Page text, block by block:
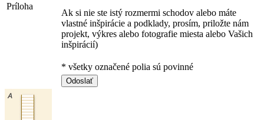
Príloha
Ak si nie ste istý rozmermi schodov alebo máte
vlastné inšpirácie a podklady, prosím, priložte nám
projekt, výkres alebo fotografie miesta alebo Vašich
inšpirácií)
* všetky označené polia sú povinné
Odoslať